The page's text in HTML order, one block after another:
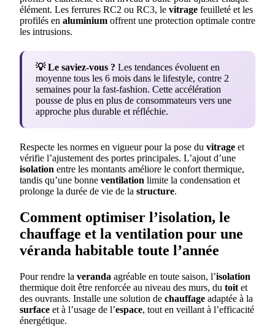
élément. Les ferrures RC2 ou RC3, le vitrage feuilleté et les
profilés en aluminium offrent une protection optimale contre
les intrusions.
💡 Le saviez-vous ? Les tendances évoluent en
moyenne tous les 6 mois dans le lifestyle, contre 2
semaines pour la fast-fashion. Cette accélération
pousse de plus en plus de consommateurs vers une
approche plus durable et réfléchie.
Respecte les normes en vigueur pour la pose du vitrage et
vérifie l’ajustement des portes principales. L’ajout d’une
isolation entre les montants améliore le confort thermique,
tandis qu’une bonne ventilation limite la condensation et
prolonge la durée de vie de la structure.
Comment optimiser l’isolation, le
chauffage et la ventilation pour une
véranda habitable toute l’année
Pour rendre la veranda agréable en toute saison, l’isolation
thermique doit être renforcée au niveau des murs, du toit et
des ouvrants. Installe une solution de chauffage adaptée à la
surface et à l’usage de l’espace, tout en veillant à l’efficacité
énergétique.